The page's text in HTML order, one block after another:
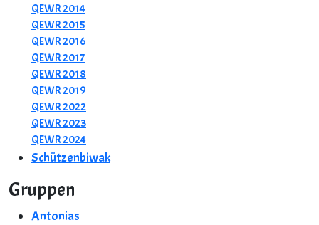
QEWR 2014
QEWR 2015
QEWR 2016
QEWR 2017
QEWR 2018
QEWR 2019
QEWR 2022
QEWR 2023
QEWR 2024
Schützenbiwak
Gruppen
Antonias